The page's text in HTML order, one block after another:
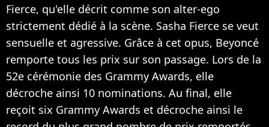
Fierce, qu'elle décrit comme son alter-ego
strictement dédié à la scène. Sasha Fierce se veut
sensuelle et agressive. Grâce à cet opus, Beyoncé
remporte tous les prix sur son passage. Lors de la
52e cérémonie des Grammy Awards, elle
décroche ainsi 10 nominations. Au final, elle
reçoit six Grammy Awards et décroche ainsi le